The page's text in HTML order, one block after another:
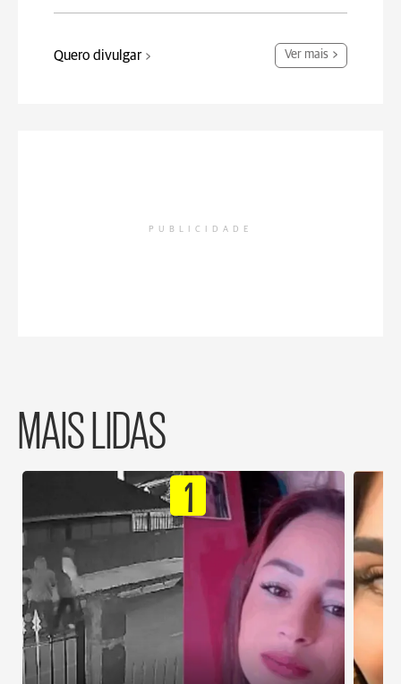
Quero divulgar Ver mais
PUBLICIDADE
MAIS LIDAS
1